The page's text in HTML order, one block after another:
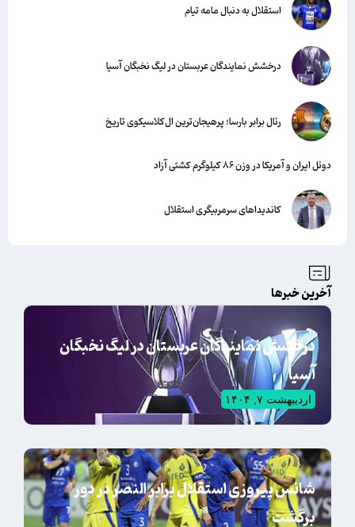
استقلال به دنبال مامه تیام
درخشش نمایندگان عربستان در لیگ نخبگان آسیا
رئال برابر بارسا؛ پرهیجان‌‌ترین ال‌کلاسیکوی تاریخ
دوئل ایران و آمریکا در وزن ۸۶ کیلوگرم کشتی آزاد
کاندیداهای سرمربیگری استقلال
آخرین خبرها
درخشش نمایندگان عربستان در لیگ نخبگان
آسیا
اردیبهشت ۷, ۱۴۰۴
شانس پیروزی استقلال برابر النصر در دور
برگشت